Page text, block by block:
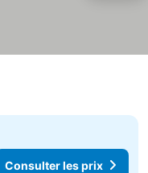
Consulter les prix